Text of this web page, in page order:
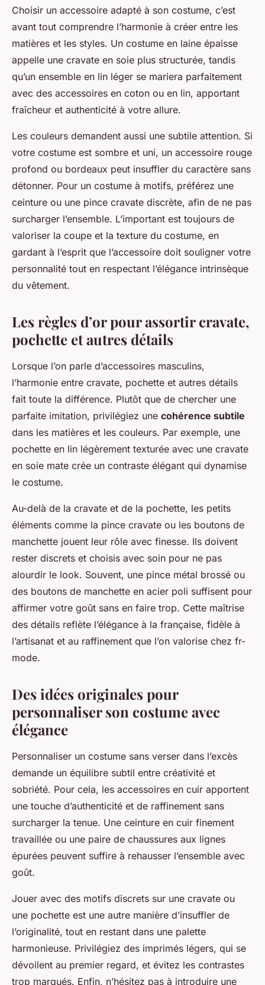
Choisir un accessoire adapté à son costume, c’est
avant tout comprendre l’harmonie à créer entre les
matières et les styles. Un costume en laine épaisse
appelle une cravate en soie plus structurée, tandis
qu’un ensemble en lin léger se mariera parfaitement
avec des accessoires en coton ou en lin, apportant
fraîcheur et authenticité à votre allure.
Les couleurs demandent aussi une subtile attention. Si
votre costume est sombre et uni, un accessoire rouge
profond ou bordeaux peut insuffler du caractère sans
détonner. Pour un costume à motifs, préférez une
ceinture ou une pince cravate discrète, afin de ne pas
surcharger l’ensemble. L’important est toujours de
valoriser la coupe et la texture du costume, en
gardant à l’esprit que l’accessoire doit souligner votre
personnalité tout en respectant l’élégance intrinsèque
du vêtement.
Les règles d’or pour assortir cravate,
pochette et autres détails
Lorsque l’on parle d’accessoires masculins,
l’harmonie entre cravate, pochette et autres détails
fait toute la différence. Plutôt que de chercher une
parfaite imitation, privilégiez une cohérence subtile
dans les matières et les couleurs. Par exemple, une
pochette en lin légèrement texturée avec une cravate
en soie mate crée un contraste élégant qui dynamise
le costume.
Au-delà de la cravate et de la pochette, les petits
éléments comme la pince cravate ou les boutons de
manchette jouent leur rôle avec finesse. Ils doivent
rester discrets et choisis avec soin pour ne pas
alourdir le look. Souvent, une pince métal brossé ou
des boutons de manchette en acier poli suffisent pour
affirmer votre goût sans en faire trop. Cette maîtrise
des détails reflète l’élégance à la française, fidèle à
l’artisanat et au raffinement que l’on valorise chez fr-
mode.
Des idées originales pour
personnaliser son costume avec
élégance
Personnaliser un costume sans verser dans l’excès
demande un équilibre subtil entre créativité et
sobriété. Pour cela, les accessoires en cuir apportent
une touche d’authenticité et de raffinement sans
surcharger la tenue. Une ceinture en cuir finement
travaillée ou une paire de chaussures aux lignes
épurées peuvent suffire à rehausser l’ensemble avec
goût.
Jouer avec des motifs discrets sur une cravate ou
une pochette est une autre manière d’insuffler de
l’originalité, tout en restant dans une palette
harmonieuse. Privilégiez des imprimés légers, qui se
dévoilent au premier regard, et évitez les contrastes
trop marqués. Enfin, n’hésitez pas à introduire une